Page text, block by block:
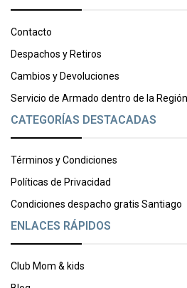
Contacto
Despachos y Retiros
Cambios y Devoluciones
Servicio de Armado dentro de la
CATEGORÍAS DESTACADAS
Términos y Condiciones
Políticas de Privacidad
Condiciones despacho gratis Santiago
ENLACES RÁPIDOS
Club Mom & kids